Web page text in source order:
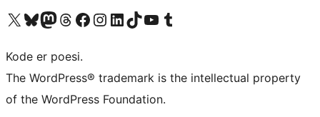
Besøg vores X (tidligere Twitter) konto
Besøg vores Bluesky-konto
Besøg vores Mastodon konto
Besøg vores Threads-konto
Besøg vores Facebook sideBesøg vores Instagram konto
Besøg vores LinkedIn konto
Besøg vores TikTok-konto
Besøg vores YouTube-kanalBesøg vores Tumblr-konto
Kode er poesi.
The WordPress® trademark is the intellectual property
of the WordPress Foundation.